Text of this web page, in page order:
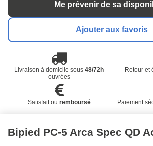
Me prévenir de sa
Ajouter aux favoris
Livraison à domicile sous48/72h
ouvrées
Retour
Satisfait ou remboursé Paiement
Bipied PC-5 Arca Spec QD